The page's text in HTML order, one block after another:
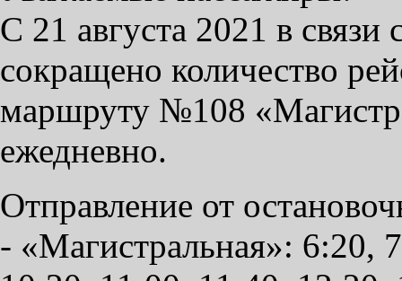
С 21 августа 2021 в
сокращено количество
маршруту №108
ежедневно.
Отправление от
- «Магистральная»: 6:20,